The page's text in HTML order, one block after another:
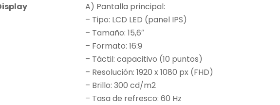
A) Pantalla principal:
– Tipo: LCD LED (panel IPS)
– Tamaño: 15,6″
– Formato: 16:9
– Táctil: capacitivo (10 puntos)
– Resolución: 1920 x 1080 px (FHD)
– Brillo: 300 cd/m2
– Tasa de refresco: 60 Hz